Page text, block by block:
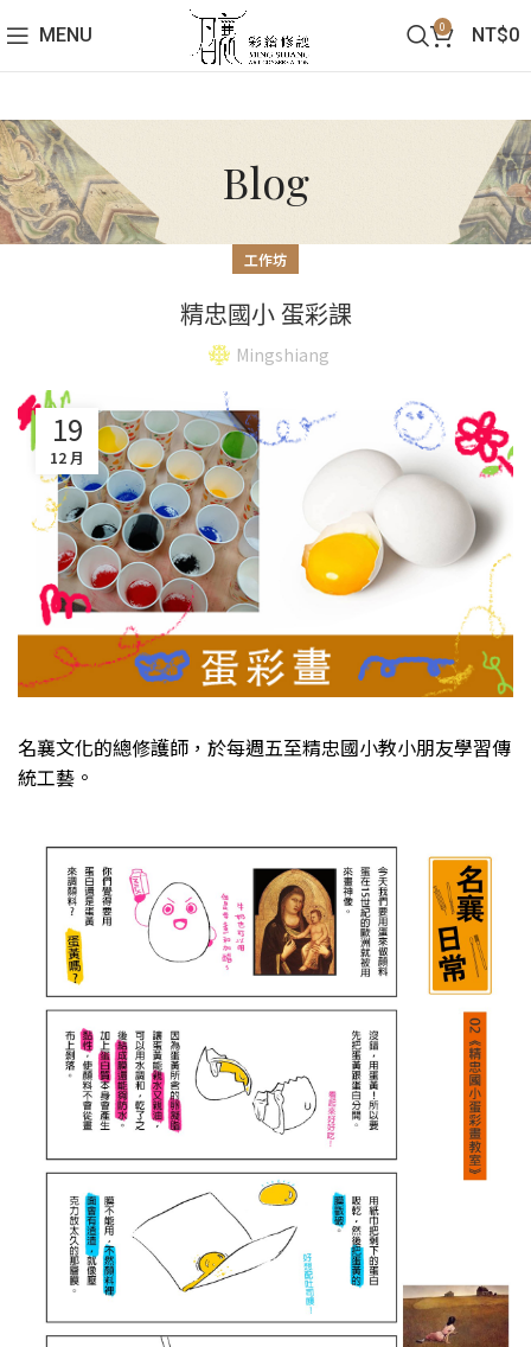
MENU 0 NT$0
Blog
工作坊
精忠國小 蛋彩課
Mingshiang
19
12 月
名襄文化的總修護師，於每週五至精忠國小教小朋友學習傳
統工藝。